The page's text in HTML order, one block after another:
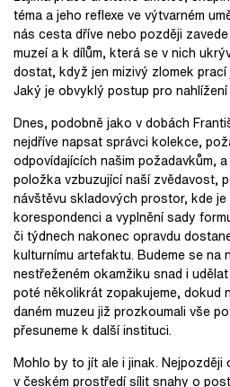
téma a jeho reflexe ve výtvarném
nás cesta dříve nebo později
muzeí a k dílům, která se v nich
dostat, když jen mizivý zlomek
Jaký je obvyklý postup pro
Dnes, podobně jako v dobách
nejdříve napsat správci kolekce,
odpovídajících našim požadavkům,
položka vzbuzující naší zvědavost,
návštěvu skladových prostor, kde
korespondenci a vyplnění sady
či týdnech nakonec opravdu
kulturnímu artefaktu. Budeme se na
nestřeženém okamžiku snad i
poté několikrát zopakujeme, dokud
daném muzeu již prozkoumali vše
přesuneme k další instituci.
Mohlo by to jít ale i jinak. Nejpozději
v českém prostředí sílit snahy o